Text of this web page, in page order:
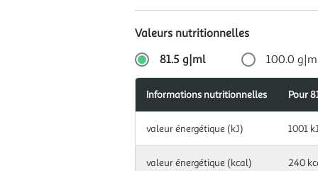
Valeurs nutritionnelles
81.5 g|ml
100.0
nutritionnelles
pour
g|ml
Informations nutritionnelles Pour
valeur énergétique (kJ) 1001 kJ
valeur énergétique (kcal) 240
nutritionnelles
Pour
100,0
g|ml
Apports
(en %)
valeur